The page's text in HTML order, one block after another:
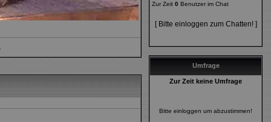
Zur Zeit 0 Benutzer im Chat
[ Bitte einloggen zum Chatten! ]
Umfrage
Zur Zeit keine Umfrage
Bitte einloggen um abzustimmen!